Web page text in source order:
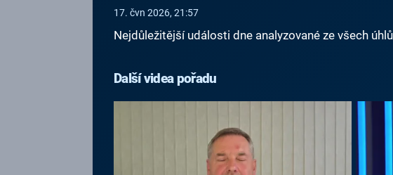
17. čvn 2026, 21:57
Nejdůležitější události dne analyzované ze všech
Další videa pořadu